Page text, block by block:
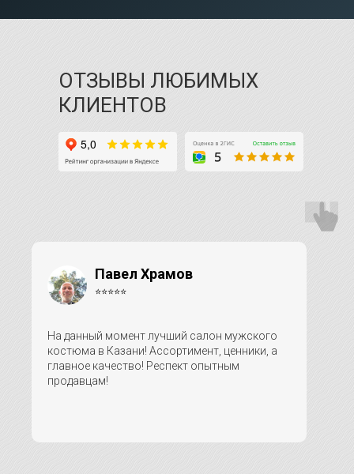
ОТЗЫВЫ ЛЮБИМЫХ
КЛИЕНТОВ
Павел Храмов
⭐⭐⭐⭐⭐
На данный момент лучший салон мужского
костюма в Казани! Ассортимент, ценники, а
главное качество! Респект опытным
продавцам!